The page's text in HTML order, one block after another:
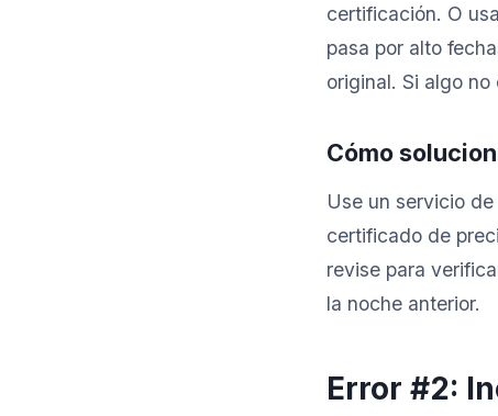
certificación. O
pasa por alto
original. Si algo
Cómo
Use un servicio
certificado de
revise para
la noche anterior.
Error #2: